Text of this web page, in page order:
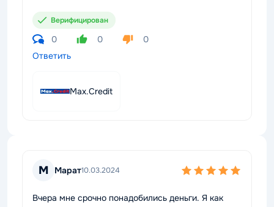
Верифицирован
0 0
0
Ответить
Max.Credit
М Марат10.03.2024
Вчера мне срочно понадобились деньги. Я как